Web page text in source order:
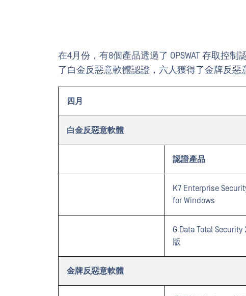
在4月份，有8個產品透過了 OPSWAT 存取控
了白金反惡意軟體認證，六人獲得了金牌反惡
四月
白金反惡意軟體
認證產品
K7 Enterprise
for Windows
G Data Total
版
金牌反惡意軟體